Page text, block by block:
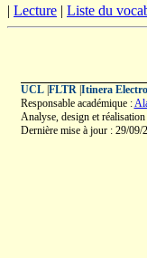
| Lecture | Liste du
UCL| FLTR| Itinera
Responsable académique :
Analyse, design et
Dernière mise à jour : 29/09/